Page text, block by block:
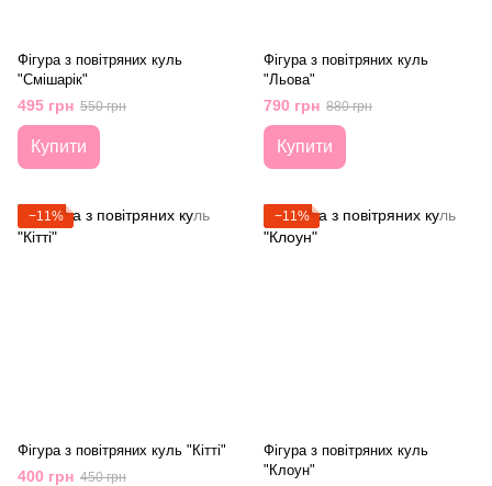
Фігура з повітряних куль
"Смішарік"
495 грн 550 грн
Купити
Фігура з повітряних куль
"Льова"
790 грн 880 грн
Купити
−11%
Фігура з повітряних куль "Кітті"
400 грн 450 грн
−11%
Фігура з повітряних куль
"Клоун"